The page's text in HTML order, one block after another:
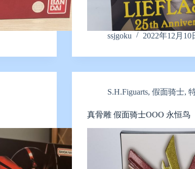
ssjgoku 2022年12月10
S.H.Figuarts,假面骑士,
真骨雕 假面骑士OOO 永恒鸟